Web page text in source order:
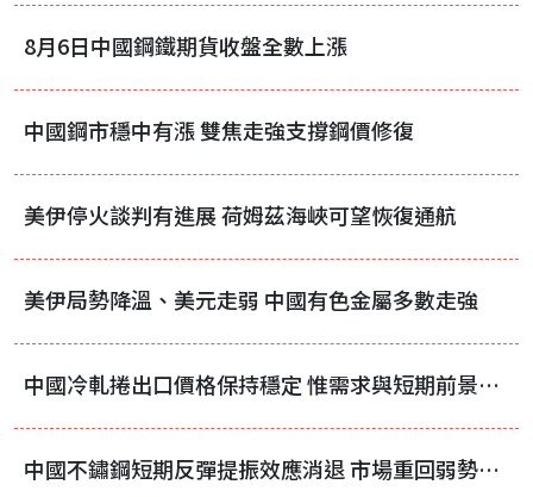
8月6日中國鋼鐵期貨收盤全數上漲
中國鋼市穩中有漲 雙焦走強支撐鋼價修復
美伊停火談判有進展 荷姆茲海峽可望恢復通航
美伊局勢降溫、美元走弱 中國有色金屬多數走強
中國冷軋捲出口價格保持穩定 惟需求與短期前景未見好轉
中國不鏽鋼短期反彈提振效應消退 市場重回弱勢震盪格局